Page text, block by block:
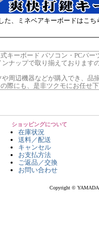
た、ミネベアキーボードはこち
キーボード パソコン・PCパ
ナップで取り揃えておりま
周辺機器などが購入でき、
際にも、是非ツクモにお任せ
ショッピングについて
在庫状況
送料／配送
キャンセル
お支払方法
ご返品／交換
お問い合わせ
Copyright ©